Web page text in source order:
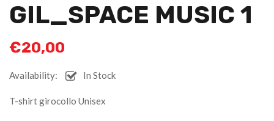
GIL_SPACE MUSIC 1
€20,00
Availability: In Stock
T-shirt girocollo Unisex